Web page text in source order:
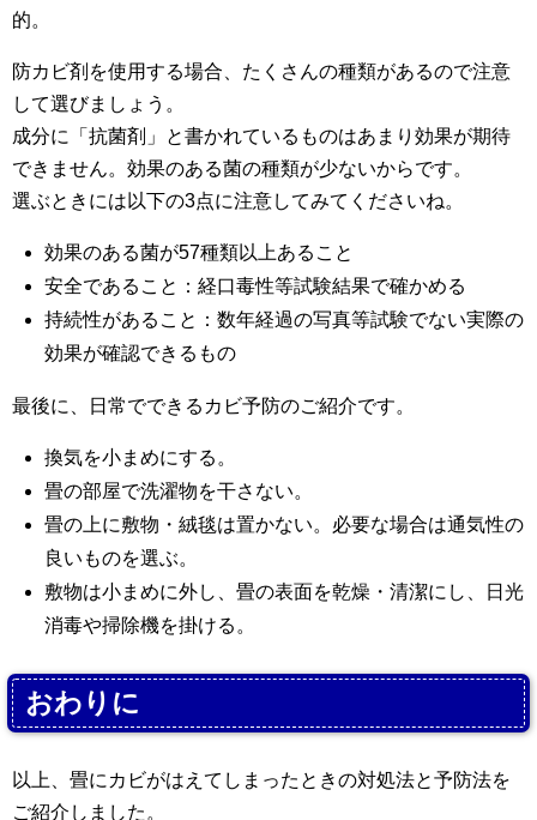
的。
防カビ剤を使用する場合、たくさんの種類があるので注意
して選びましょう。
成分に「抗菌剤」と書かれているものはあまり効果が期待
できません。効果のある菌の種類が少ないからです。
選ぶときには以下の3点に注意してみてくださいね。
効果のある菌が57種類以上あること
安全であること：経口毒性等試験結果で確かめる
持続性があること：数年経過の写真等試験でない実際の
効果が確認できるもの
最後に、日常でできるカビ予防のご紹介です。
換気を小まめにする。
畳の部屋で洗濯物を干さない。
畳の上に敷物・絨毯は置かない。必要な場合は通気性の
良いものを選ぶ。
敷物は小まめに外し、畳の表面を乾燥・清潔にし、日光
消毒や掃除機を掛ける。
おわりに
以上、畳にカビがはえてしまったときの対処法と予防法を
ご紹介しました。